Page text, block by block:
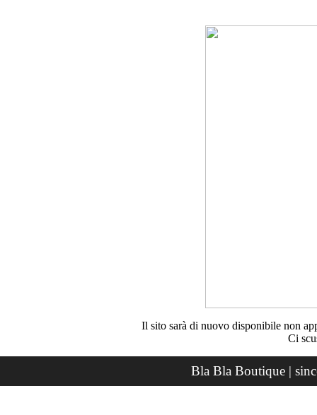
Il sito sarà di nuovo disponibile non
Ci
Bla Bla Boutique |